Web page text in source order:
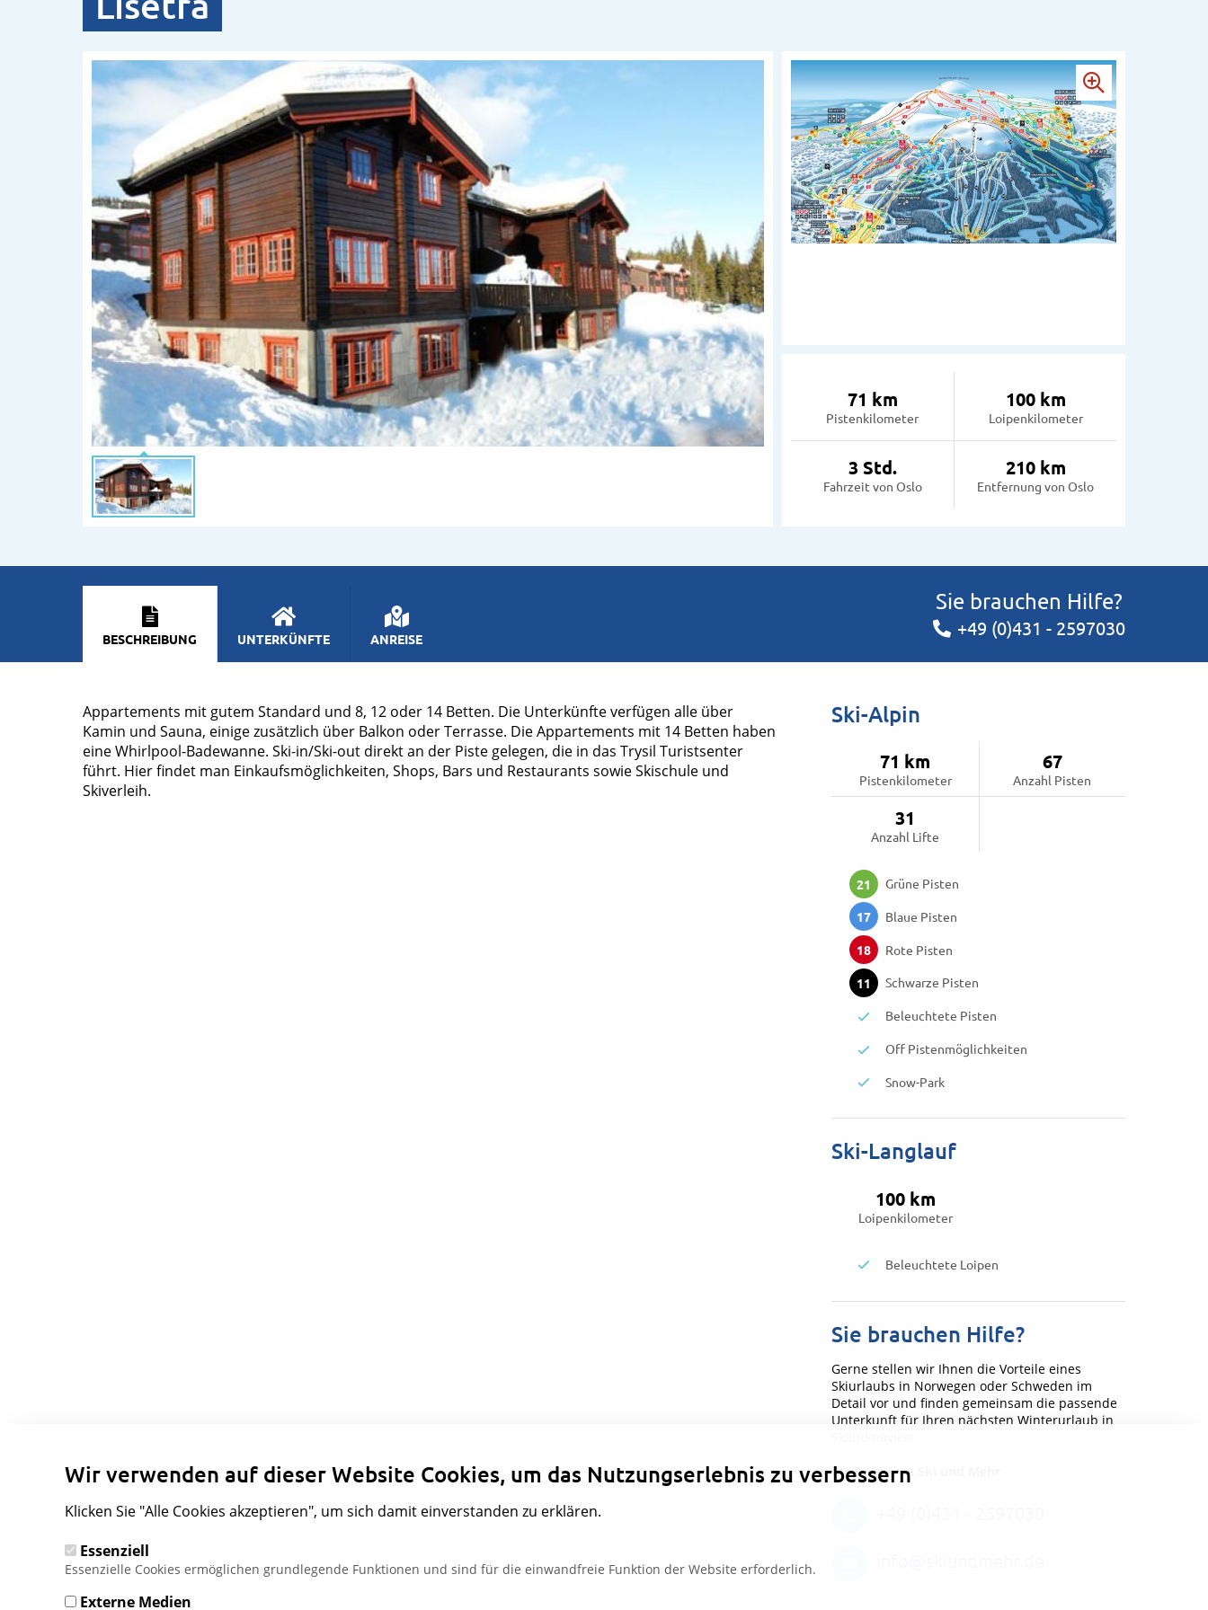
71 km
Pistenkilometer
100 km
Loipenkilometer
3 Std.
Fahrzeit von Oslo
210 km
Entfernung von Oslo
BESCHREIBUNG UNTERKÜNFTE ANREISE
Sie brauchen Hilfe?
+49 (0)431 - 2597030
Appartements mit gutem Standard und 8, 12 oder 14 Betten. Die Unterkünfte verfügen alle über
Kamin und Sauna, einige zusätzlich über Balkon oder Terrasse. Die Appartements mit 14 Betten haben
eine Whirlpool-Badewanne. Ski-in/Ski-out direkt an der Piste gelegen, die in das Trysil Turistsenter
führt. Hier findet man Einkaufsmöglichkeiten, Shops, Bars und Restaurants sowie Skischule und
Skiverleih.
Ski-Alpin
71 km
Pistenkilometer
67
Anzahl Pisten
31
Anzahl Lifte
21 Grüne Pisten
17 Blaue Pisten
18 Rote Pisten
11 Schwarze Pisten
Beleuchtete Pisten
Off Pistenmöglichkeiten
Snow-Park
Ski-Langlauf
100 km
Loipenkilometer
Beleuchtete Loipen
Sie brauchen Hilfe?
Gerne stellen wir Ihnen die Vorteile eines
Skiurlaubs in Norwegen oder Schweden im
Detail vor und finden gemeinsam die passende
Unterkunft für Ihren nächsten Winterurlaub in
Ihr Team von Ski und Mehr
Wir verwenden auf dieser Website Cookies, um das Nutzungserlebnis zu verbessern
Klicken Sie "Alle Cookies akzeptieren", um sich damit einverstanden zu erklären.
Essenziell
Essenzielle Cookies ermöglichen grundlegende Funktionen und sind für die einwandfreie Funktion der Website erforderlich.
Externe Medien